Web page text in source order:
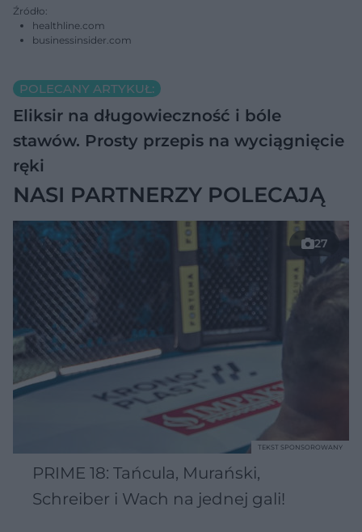
Źródło:
healthline.com
businessinsider.com
POLECANY ARTYKUŁ:
Eliksir na długowieczność i bóle
stawów. Prosty przepis na wyciągnięcie
ręki
NASI PARTNERZY POLECAJĄ
27
PRIME 18: Tańcula, Murański,
Schreiber i Wach na jednej gali!
TEKST SPONSOROWANY